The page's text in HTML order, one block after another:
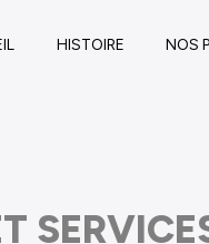
HISTOIRE NOS